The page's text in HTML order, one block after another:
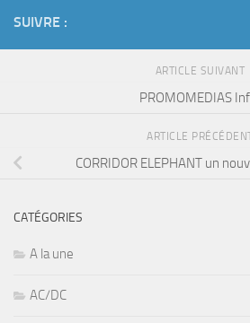
SUIVRE :
ARTICLE SUIVANT
PROMOMEDIAS
ARTICLE
CORRIDOR ELEPHANT un
CATÉGORIES
A la une
AC/DC